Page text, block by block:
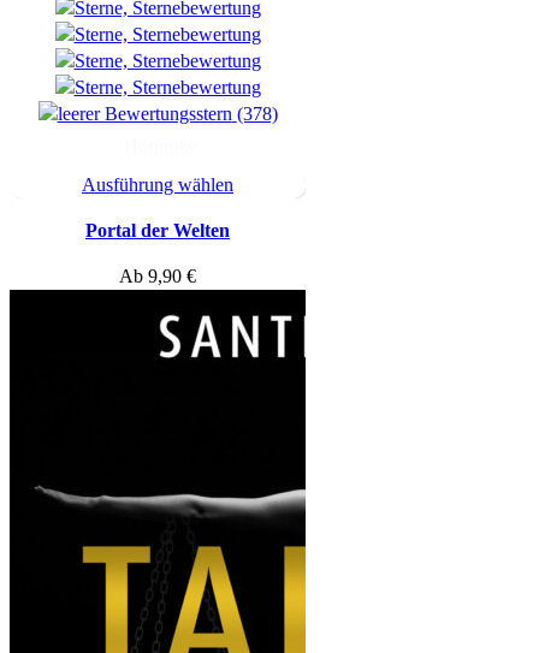
(378)
Ausführung wählen
Portal der Welten
Ab 9,90 €